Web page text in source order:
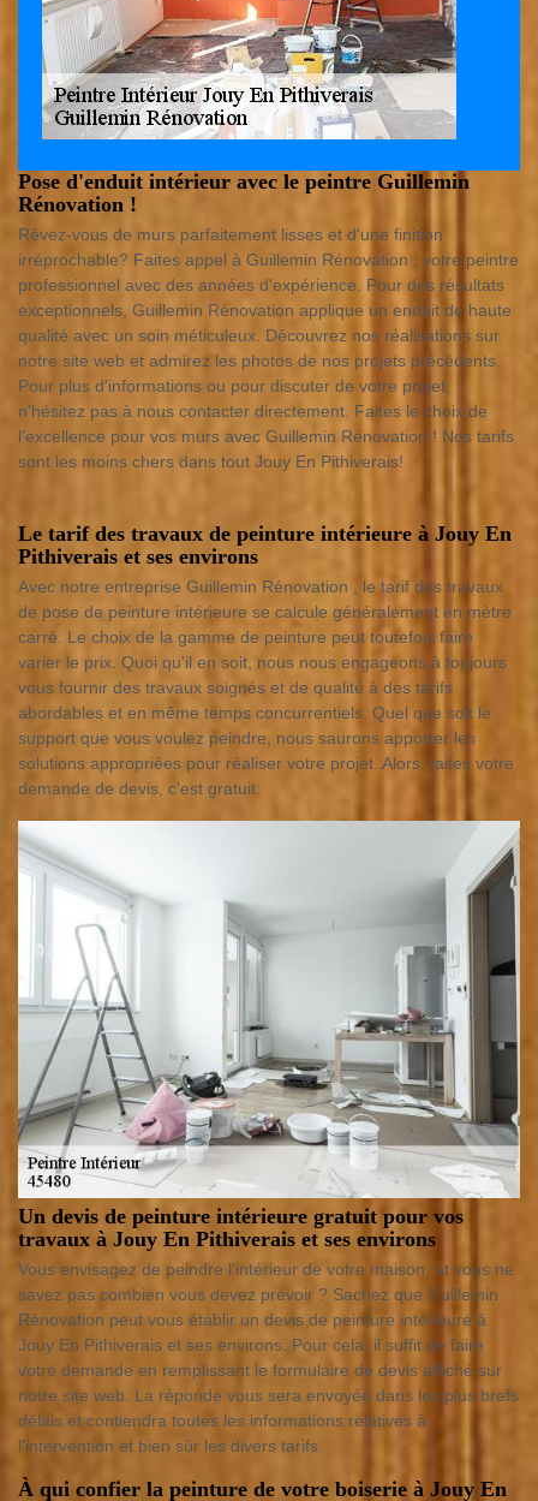
Pose d'enduit intérieur avec le peintre Guillemin
Rénovation !
Rêvez-vous de murs parfaitement lisses et d'une finition
irréprochable? Faites appel à Guillemin Rénovation , votre peintre
professionnel avec des années d'expérience. Pour des résultats
exceptionnels, Guillemin Rénovation applique un enduit de haute
qualité avec un soin méticuleux. Découvrez nos réalisations sur
notre site web et admirez les photos de nos projets précédents.
Pour plus d'informations ou pour discuter de votre projet,
n'hésitez pas à nous contacter directement. Faites le choix de
l’excellence pour vos murs avec Guillemin Rénovation ! Nos tarifs
sont les moins chers dans tout Jouy En Pithiverais!
Le tarif des travaux de peinture intérieure à Jouy En
Pithiverais et ses environs
Avec notre entreprise Guillemin Rénovation , le tarif des travaux
de pose de peinture intérieure se calcule généralement en mètre
carré. Le choix de la gamme de peinture peut toutefois faire
varier le prix. Quoi qu'il en soit, nous nous engageons à toujours
vous fournir des travaux soignés et de qualité à des tarifs
abordables et en même temps concurrentiels. Quel que soit le
support que vous voulez peindre, nous saurons apporter les
solutions appropriées pour réaliser votre projet. Alors, faites votre
demande de devis, c'est gratuit.
Un devis de peinture intérieure gratuit pour vos
travaux à Jouy En Pithiverais et ses environs
Vous envisagez de peindre l’intérieur de votre maison, et vous ne
savez pas combien vous devez prévoir ? Sachez que Guillemin
Rénovation peut vous établir un devis de peinture intérieure à
Jouy En Pithiverais et ses environs. Pour cela, il suffit de faire
votre demande en remplissant le formulaire de devis affiché sur
notre site web. La réponde vous sera envoyée dans les plus brefs
délais et contiendra toutes les informations relatives à
l’intervention et bien sûr les divers tarifs.
À qui confier la peinture de votre boiserie à Jouy En